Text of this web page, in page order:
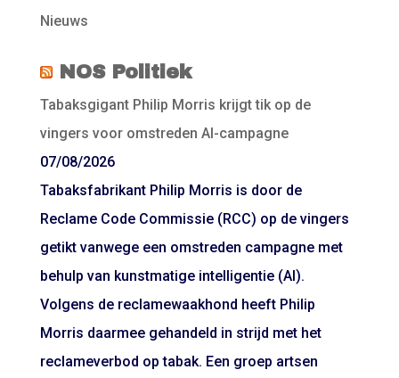
Nieuws
NOS Politiek
Tabaksgigant Philip Morris krijgt tik op de
vingers voor omstreden AI-campagne
07/08/2026
Tabaksfabrikant Philip Morris is door de
Reclame Code Commissie (RCC) op de vingers
getikt vanwege een omstreden campagne met
behulp van kunstmatige intelligentie (AI).
Volgens de reclamewaakhond heeft Philip
Morris daarmee gehandeld in strijd met het
reclameverbod op tabak. Een groep artsen